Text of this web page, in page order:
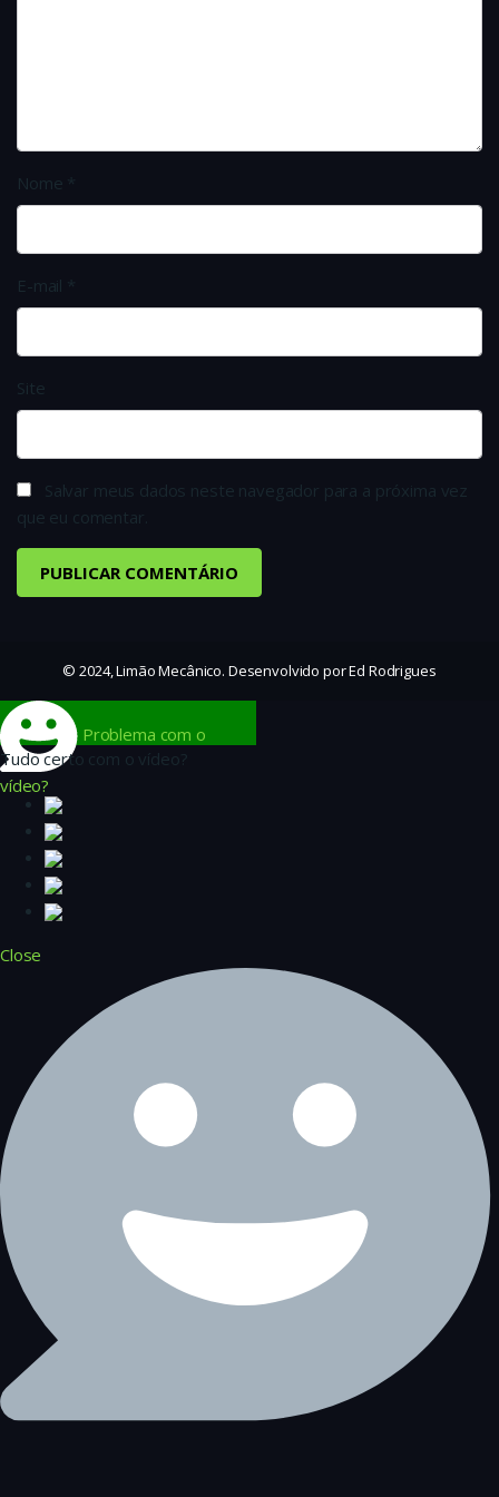
Nome *
E-mail *
Site
Salvar meus dados neste navegador para a próxima vez
que eu comentar.
© 2024, Limão Mecânico. Desenvolvido por Ed Rodrigues
Problema com o
vídeo?
Tudo certo com o vídeo?
Close